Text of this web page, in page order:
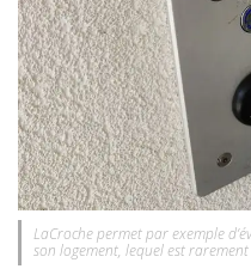
LaCroche permet par exemple
son logement, lequel est